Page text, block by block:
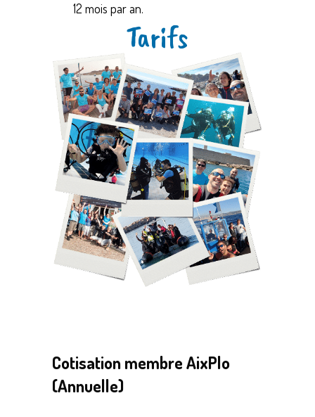
12 mois par an.
Tarifs
Save
Cotisation membre AixPlo
(Annuelle)